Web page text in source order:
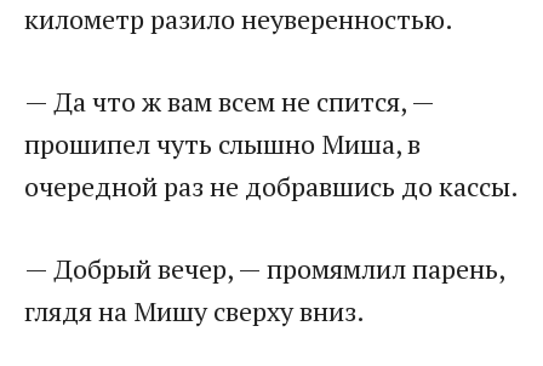
километр разило неуверенностью.
— Да что ж вам всем не спится, —
прошипел чуть слышно Миша, в
очередной раз не добравшись до кассы.
— Добрый вечер, — промямлил парень,
глядя на Мишу сверху вниз.